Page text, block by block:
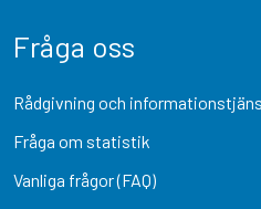
Fråga oss
Rådgivning och
Fråga om statistik
Vanliga frågor (FAQ)